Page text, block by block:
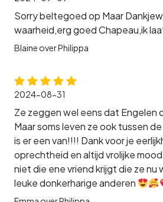
Sorry beltegoed op Maar
waarheid,erg goed Chapeau,ik
Blaine over Philippa
2024-08-31
Ze zeggen wel eens dat Engelen
Maar soms leven ze ook tussen
is er een van!!!! Dank voor je
oprechtheid en altijd vrolijke
niet die ene vriend krijgt die ze nu
leuke donkerharige anderen